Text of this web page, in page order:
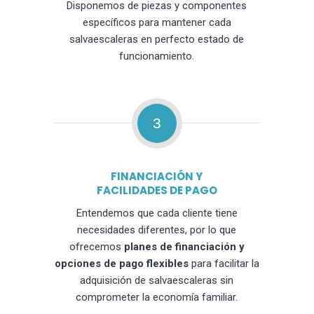
Disponemos de piezas y componentes
específicos para mantener cada
salvaescaleras en perfecto estado de
funcionamiento.
3
FINANCIACIÓN Y
FACILIDADES DE PAGO
Entendemos que cada cliente tiene
necesidades diferentes, por lo que
ofrecemos planes de financiación y
opciones de pago flexiblespara facilitar la
adquisición de salvaescaleras sin
comprometer la economía familiar.